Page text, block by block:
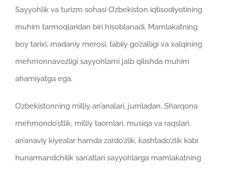
Sayyohlik va turizm sohasi O’zbekiston iqtisodiyotining
muhim tarmoqlaridan biri hisoblanadi. Mamlakatning
boy tarixi, madaniy merosi, tabiiy go’zalligi va xalqining
mehmonnavozligi sayyohlarni jalb qilishda muhim
ahamiyatga ega.
O’zbekistonning milliy an’analari, jumladan, Sharqona
mehmondo’stlik, milliy taomlari, musiqa va raqslari,
an’anaviy kiyealar hamda zardo’zlik, kashtado’zlik kabi
hunarmandchilik san’atlari sayyohlarga mamlakatning